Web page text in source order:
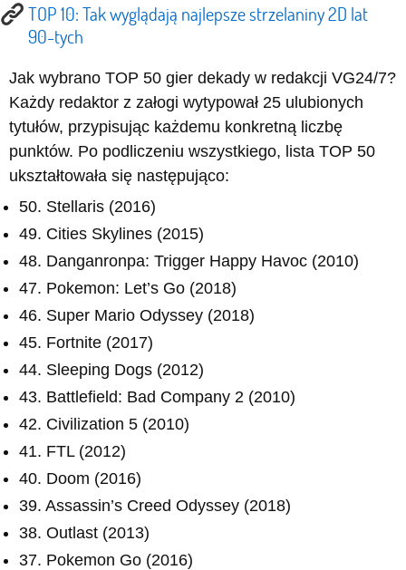
TOP 10: Tak wyglądają najlepsze strzelaniny 2D lat
90-tych
Jak wybrano TOP 50 gier dekady w redakcji VG24/7?
Każdy redaktor z załogi wytypował 25 ulubionych
tytułów, przypisując każdemu konkretną liczbę
punktów. Po podliczeniu wszystkiego, lista TOP 50
ukształtowała się następująco:
50. Stellaris (2016)
49. Cities Skylines (2015)
48. Danganronpa: Trigger Happy Havoc (2010)
47. Pokemon: Let’s Go (2018)
46. Super Mario Odyssey (2018)
45. Fortnite (2017)
44. Sleeping Dogs (2012)
43. Battlefield: Bad Company 2 (2010)
42. Civilization 5 (2010)
41. FTL (2012)
40. Doom (2016)
39. Assassin’s Creed Odyssey (2018)
38. Outlast (2013)
37. Pokemon Go (2016)